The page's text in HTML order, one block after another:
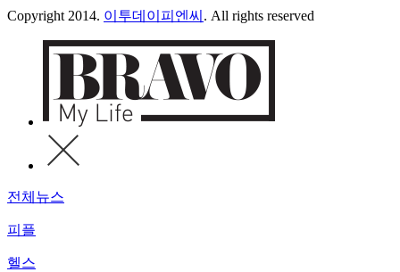
Copyright 2014. 이투데이피엔씨 . All rights reserved
전체뉴스
피플
헬스